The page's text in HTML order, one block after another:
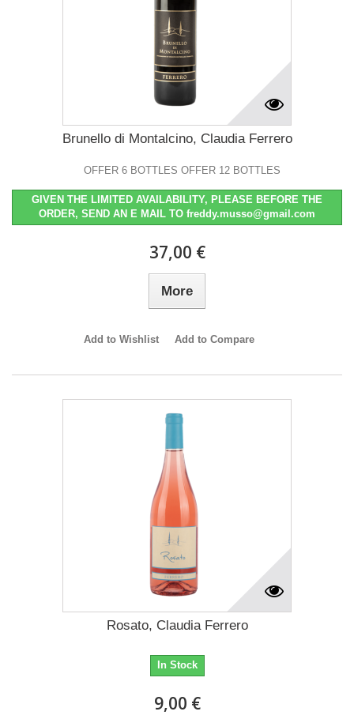
Brunello di Montalcino, Claudia Ferrero
OFFER 6 BOTTLES OFFER 12 BOTTLES
GIVEN THE LIMITED AVAILABILITY, PLEASE BEFORE THE
ORDER, SEND AN E MAIL TO freddy.musso@gmail.com
37,00 €
More
Add to Wishlist Add to Compare
Rosato, Claudia Ferrero
In Stock
9,00 €